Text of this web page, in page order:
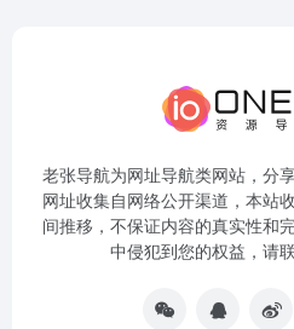
老张导航为网址导航类网站，分
网址收集自网络公开渠道，本站
间推移，不保证内容的真实性和
中侵犯到您的权益，请